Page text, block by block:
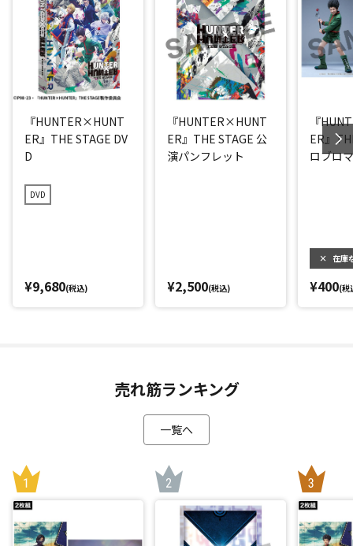
『HUNTER×HUNT
ER』THE STAGE DV
D
DVD
¥9,680(税込)
『HUNTER×HUNT
ER』THE STAGE 公
演パンフレット
¥2,500(税込)
『
ER』
ロブロ
× 在庫
¥400(税
売れ筋ランキング
一覧へ